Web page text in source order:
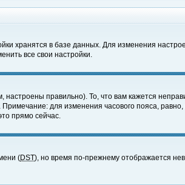
хранятся в базе данных. Для изменения
все свои настройки.
правильно). То, что вам кажется
для изменения часового пояса,
прямо сейчас.
(DST), но время по-прежнему отображается